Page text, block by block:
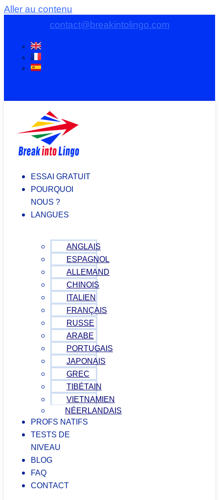
Aller au contenu
contact@breakintolingo.com
ESSAI GRATUIT
POURQUOI
NOUS ?
LANGUES
ANGLAIS
ESPAGNOL
ALLEMAND
CHINOIS
ITALIEN
FRANÇAIS
RUSSE
ARABE
PORTUGAIS
JAPONAIS
GREC
TIBÉTAIN
VIETNAMIEN
NÉERLANDAIS
PROFS NATIFS
TESTS DE
NIVEAU
BLOG
FAQ
CONTACT